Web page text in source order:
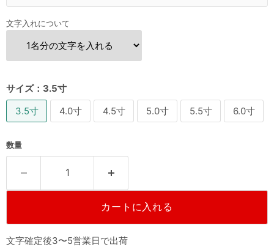
文字入れについて
サイズ： 3.5寸
3.5寸
4.0寸 4.5寸 5.0寸 5.5寸 6.0寸
数量
カートに入れる
文字確定後3〜5営業日で出荷